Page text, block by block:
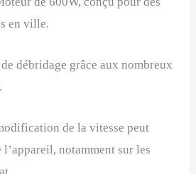
en ville.
débridage grâce aux nombreux
de la vitesse peut
notamment sur les